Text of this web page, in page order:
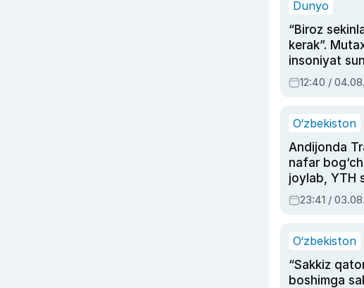
Dunyo
“Biroz
kerak”.
insoniyat
intellektni
olmay
12:40 /
O‘zbekiston
Andijonda
nafar
joylab, YTH
ayolga sud
23:41 /
O‘zbekiston
“Sakkiz
boshimga